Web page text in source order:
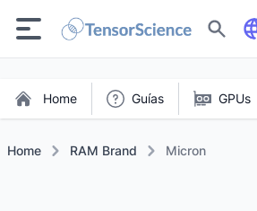
Home Guías GPUs
Home RAM Brand Micron